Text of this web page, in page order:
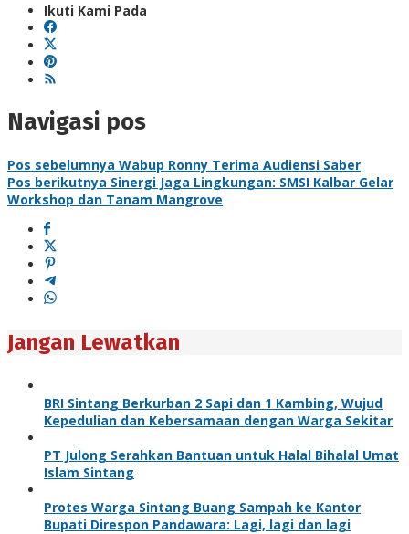
Ikuti Kami Pada
Navigasi pos
Pos sebelumnya Wabup Ronny Terima Audiensi Saber
Pos berikutnya Sinergi Jaga Lingkungan: SMSI Kalbar Gelar
Workshop dan Tanam Mangrove
Jangan Lewatkan
BRI Sintang Berkurban 2 Sapi dan 1 Kambing, Wujud
Kepedulian dan Kebersamaan dengan Warga Sekitar
PT Julong Serahkan Bantuan untuk Halal Bihalal Umat
Islam Sintang
Protes Warga Sintang Buang Sampah ke Kantor
Bupati Direspon Pandawara: Lagi, lagi dan lagi